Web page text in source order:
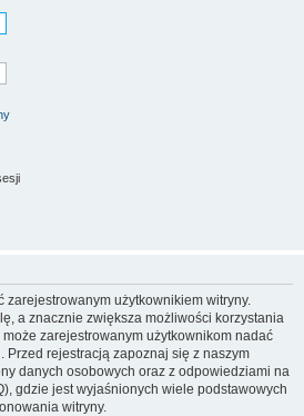
zarejestrowanym użytkownikiem witryny.
a znacznie zwiększa możliwości korzystania
zarejestrowanym użytkownikom nadać
rejestracją zapoznaj się z naszym
danych osobowych oraz z odpowiedziami na
gdzie jest wyjaśnionych wiele podstawowych
witryny.